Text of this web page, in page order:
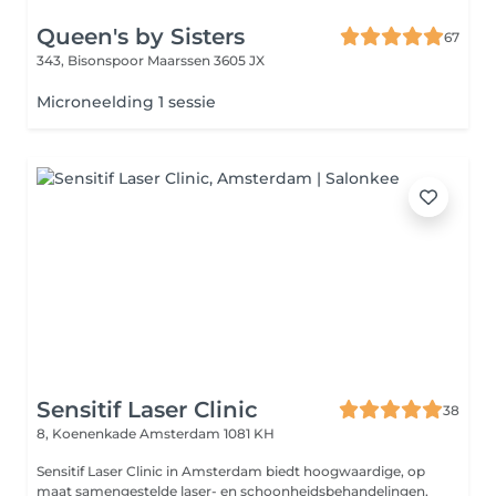
Queen's by Sisters
67
343, Bisonspoor Maarssen 3605 JX
Microneelding 1 sessie
Sensitif Laser Clinic
38
8, Koenenkade Amsterdam 1081 KH
Sensitif Laser Clinic in Amsterdam biedt hoogwaardige, op
maat samengestelde laser- en schoonheidsbehandelingen,